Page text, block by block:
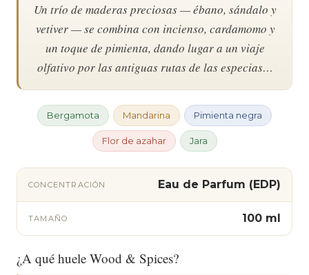
Un trío de maderas preciosas — ébano, sándalo y
vetiver — se combina con incienso, cardamomo y
un toque de pimienta, dando lugar a un viaje
olfativo por las antiguas rutas de las especias…
Bergamota Mandarina Pimienta negra
Flor de azahar Jara
CONCENTRACIÓN Eau de Parfum (EDP)
TAMAÑO 100 ml
¿A qué huele Wood & Spices?